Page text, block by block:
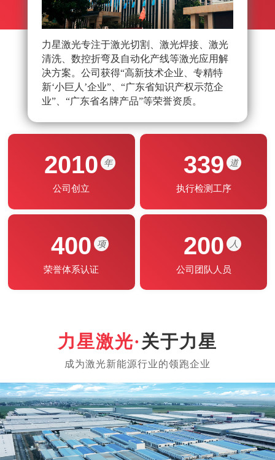
力星激光专注于激光切割、激光焊接、激光
清洗、数控折弯及自动化产线等激光应用解
决方案。公司获得“高新技术企业、专精特
新‘小巨人’企业”、“广东省知识产权示范企
业”、“广东省名牌产品”等荣誉资质。
2010 年
公司创立
339 道
执行检测工序
400 项
荣誉体系认证
200 人
公司团队人员
关于力星